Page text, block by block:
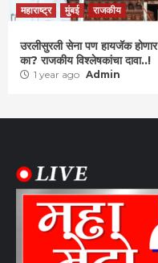
महाराष्ट्र मुंबई राजकीय
उरलीसुरली सेना पण हायजॅक होणार
का? राजकीय विश्लेषकांचा दावा..!
1 year ago Admin